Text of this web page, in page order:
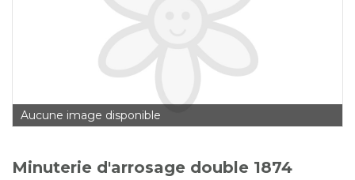
Calendrier horticole
Emplois
Service à la clientèle
Nous joindre
Aucune image disponible
Minuterie d'arrosage double 1874